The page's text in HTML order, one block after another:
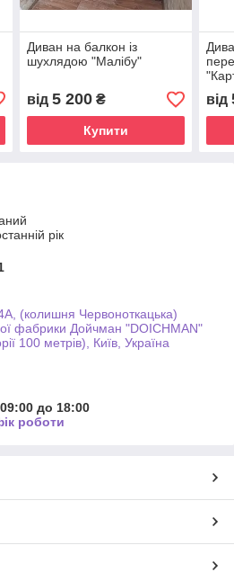
Диван на балкон із
шухлядою "Малібу"
від 5 200₴
Купити
від
рік
(колишня Червоноткацька)
фабрики Дойчман "DOICHMAN"
100 метрів), Київ, Україна
до 18:00
роботи